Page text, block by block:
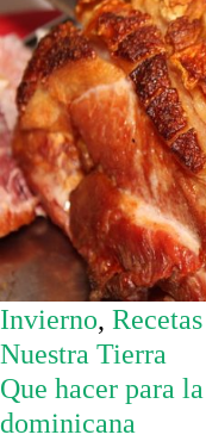
Invierno,
Nuestra Tierra
Que hacer para
dominicana